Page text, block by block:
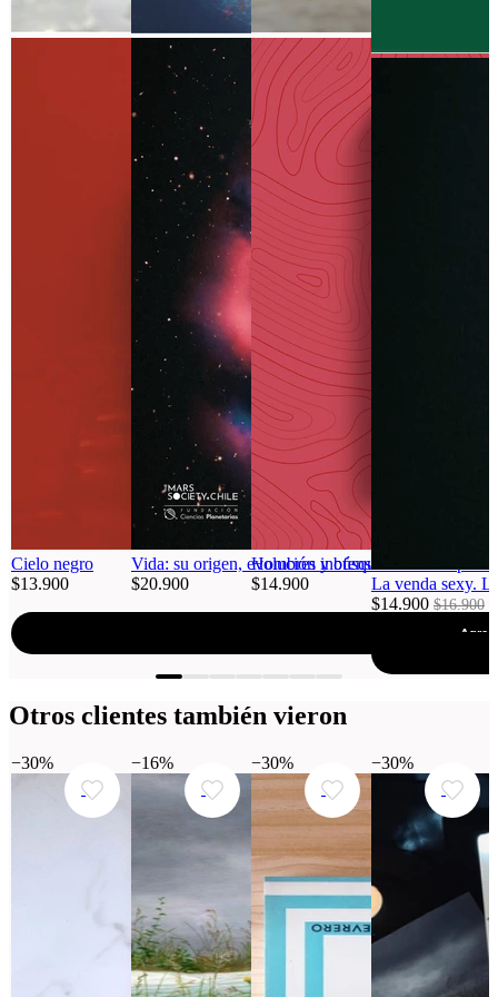
Cielo negro
$13.900
Vida: su origen, evolución y búsqueda en el espacio
$20.900
Hombres inofensivos
$14.900
La venda sexy.
$14.900 $16.900
Otros clientes también vieron
−30% −16% −30% −30%